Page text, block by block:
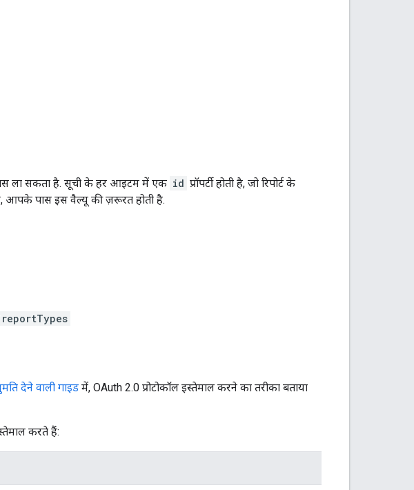
ला सकता है. सूची के हर आइटम में एक id प्रॉपर्टी होती है, जो रिपोर्ट के
आपके पास इस वैल्यू की ज़रूरत होती है.
देने वाली गाइड में, OAuth 2.0 प्रोटोकॉल इस्तेमाल करने का तरीका बताया
करते हैं: